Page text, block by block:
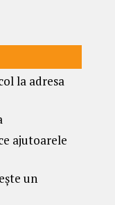
la adresa
ajutoarele
un